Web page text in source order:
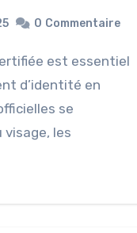
0 Commentaire
d’identité en
se
les